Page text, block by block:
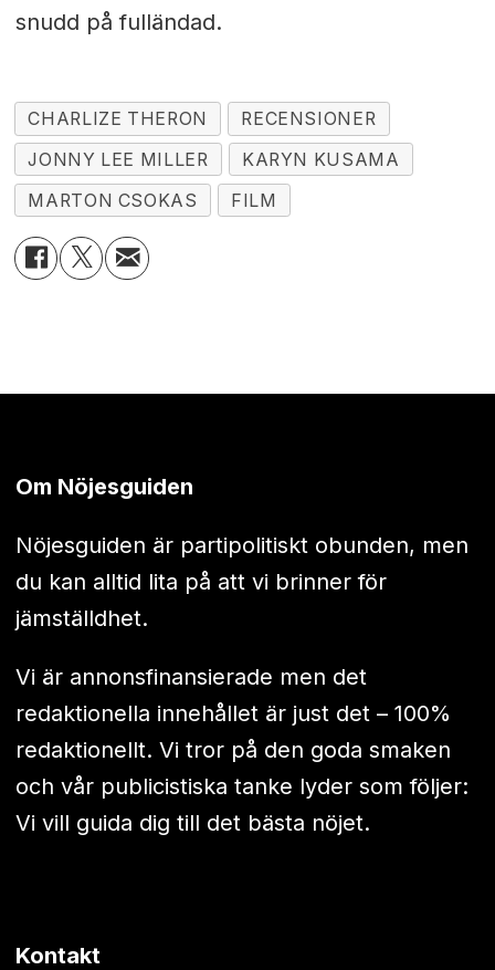
snudd på fulländad.
CHARLIZE THERON
RECENSIONER
JONNY LEE MILLER
KARYN KUSAMA
MARTON CSOKAS
FILM
Om Nöjesguiden
Nöjesguiden är partipolitiskt obunden, men
du kan alltid lita på att vi brinner för
jämställdhet.
Vi är annonsfinansierade men det
redaktionella innehållet är just det – 100%
redaktionellt. Vi tror på den goda smaken
och vår publicistiska tanke lyder som följer:
Vi vill guida dig till det bästa nöjet.
Kontakt